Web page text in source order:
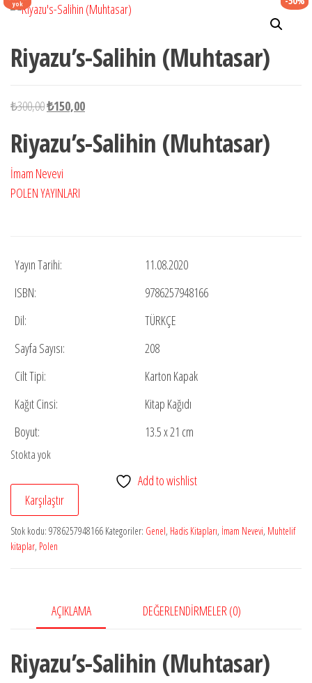
yok
Riyazu’s-Salihin (Muhtasar)
₺300,00Orijinal
₺300,00.
₺150,00Şu
fiyat:
Riyazu’s-Salihin (Muhtasar)
İmam Nevevi
POLEN YAYINLARI
Yayın Tarihi:
11.08.2020
ISBN:
9786257948166
Dil:
TÜRKÇE
Sayfa Sayısı:
208
Cilt Tipi:
Karton Kapak
Kağıt Cinsi:
Kitap Kağıdı
Boyut:
13.5 x 21 cm
Stokta yok
Add to wishlist
Karşılaştır
Stok kodu: 9786257948166 Kategoriler: Genel, Hadis Kitapları, İmam Nevevi, Muhtelif
kitaplar, Polen
AÇIKLAMA DEĞERLENDIRMELER (0)
Riyazu’s-Salihin (Muhtasar)